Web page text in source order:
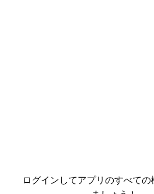
ログインしてアプリのすべての